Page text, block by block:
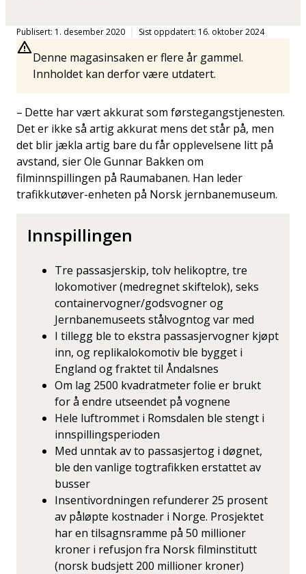
Publisert: 1. desember 2020 Sist oppdatert: 16. oktober 2024
Denne magasinsaken er flere år gammel.
Innholdet kan derfor være utdatert.
– Dette har vært akkurat som førstegangstjenesten.
Det er ikke så artig akkurat mens det står på, men
det blir jækla artig bare du får opplevelsene litt på
avstand, sier Ole Gunnar Bakken om
filminnspillingen på Raumabanen. Han leder
trafikkutøver-enheten på Norsk jernbanemuseum.
Innspillingen
Tre passasjerskip, tolv helikoptre, tre
lokomotiver (medregnet skiftelok), seks
containervogner/godsvogner og
Jernbanemuseets stålvogntog var med
I tillegg ble to ekstra passasjervogner kjøpt
inn, og replikalokomotiv ble bygget i
England og fraktet til Åndalsnes
Om lag 2500 kvadratmeter folie er brukt
for å endre utseendet på vognene
Hele luftrommet i Romsdalen ble stengt i
innspillingsperioden
Med unntak av to passasjertog i døgnet,
ble den vanlige togtrafikken erstattet av
busser
Insentivordningen refunderer 25 prosent
av påløpte kostnader i Norge. Prosjektet
har en tilsagnsramme på 50 millioner
kroner i refusjon fra Norsk filminstitutt
(norsk budsjett 200 millioner kroner)